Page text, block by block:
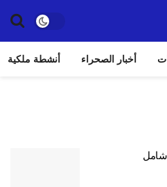
أخبار الصحراء أنشطة ملكية
شامل